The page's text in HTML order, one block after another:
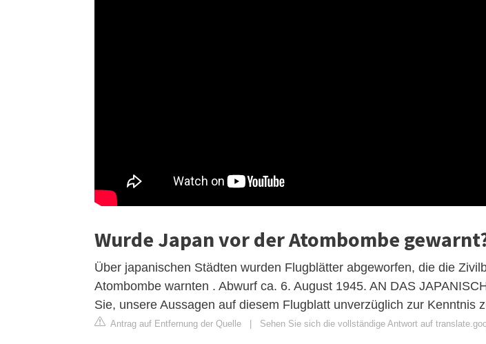
Wurde Japan vor der Atombombe
Über japanischen Städten wurden Flugblätter abgeworfen, die die
Atombombe warnten . Abwurf ca. 6. August 1945. AN DAS
Sie, unsere Aussagen auf diesem Flugblatt unverzüglich zur Kenntnis
Antrag auf Entfernung der Quelle | Sehen Sie sich die vollständige Antwort auf